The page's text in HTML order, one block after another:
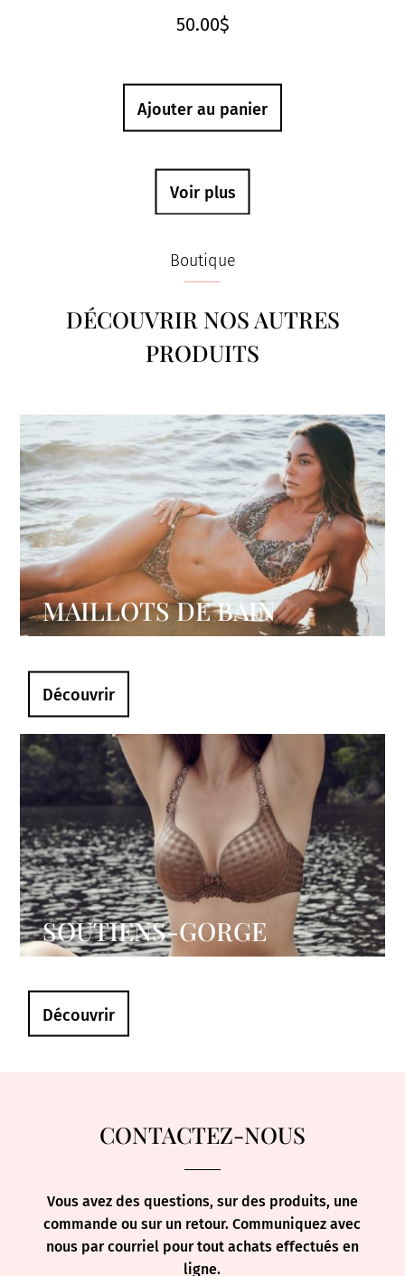
50.00$
Ajouter au panier
Voir plus
Boutique
DÉCOUVRIR NOS AUTRES
PRODUITS
MAILLOTS DE BAIN
Découvrir
SOUTIENS-GORGE
Découvrir
CONTACTEZ-NOUS
Vous avez des questions, sur des produits, une
commande ou sur un retour. Communiquez avec
nous par courriel pour tout achats effectués en
ligne.